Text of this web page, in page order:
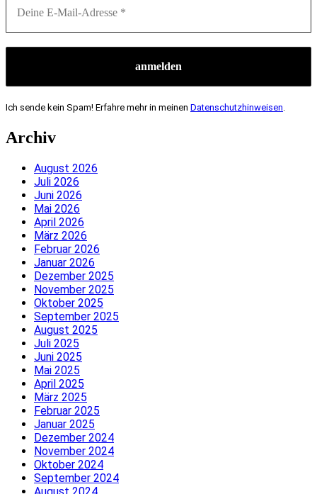
Ich sende kein Spam! Erfahre mehr in meinen Datenschutzhinweisen.
Archiv
August 2026
Juli 2026
Juni 2026
Mai 2026
April 2026
März 2026
Februar 2026
Januar 2026
Dezember 2025
November 2025
Oktober 2025
September 2025
August 2025
Juli 2025
Juni 2025
Mai 2025
April 2025
März 2025
Februar 2025
Januar 2025
Dezember 2024
November 2024
Oktober 2024
September 2024